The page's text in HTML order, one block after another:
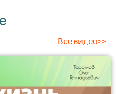
Все видео>>